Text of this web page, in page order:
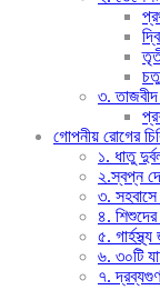
৩. তাজবীদ
গোপনীয় রোগের
১. ধাতু
২.স্বপ্ন
৩.
৪. শিশুদের
৫.
৬. ৩০টি
৭.